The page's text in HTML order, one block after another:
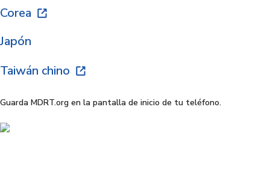
Corea
Japón
Taiwán chino
Guarda MDRT.org en la pantalla de inicio de tu teléfono.